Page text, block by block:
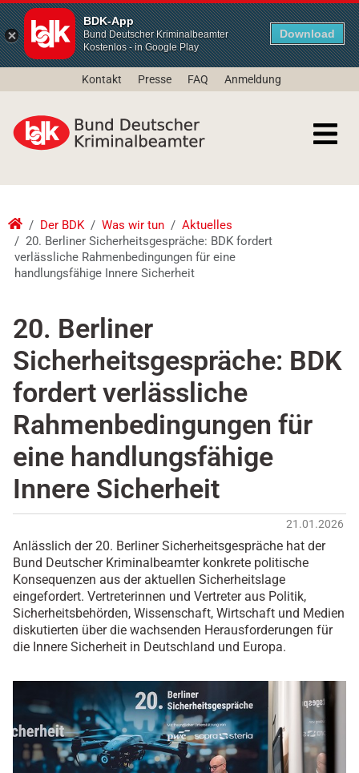
BDK-App
Bund Deutscher Kriminalbeamter
Kostenlos - in Google Play
Download
Kontakt Presse FAQ Anmeldung
Der BDK Was wir tun
Aktuelles
20. Berliner Sicherheitsgespräche: BDK fordert
verlässliche Rahmenbedingungen für eine
handlungsfähige Innere Sicherheit
20. Berliner
Sicherheitsgespräche: BDK
fordert verlässliche
Rahmenbedingungen für
eine handlungsfähige
Innere Sicherheit
21.01.2026
Anlässlich der 20. Berliner Sicherheitsgespräche hat der
Bund Deutscher Kriminalbeamter konkrete politische
Konsequenzen aus der aktuellen Sicherheitslage
eingefordert. Vertreterinnen und Vertreter aus Politik,
Sicherheitsbehörden, Wissenschaft, Wirtschaft und Medien
diskutierten über die wachsenden Herausforderungen für
die Innere Sicherheit in Deutschland und Europa.